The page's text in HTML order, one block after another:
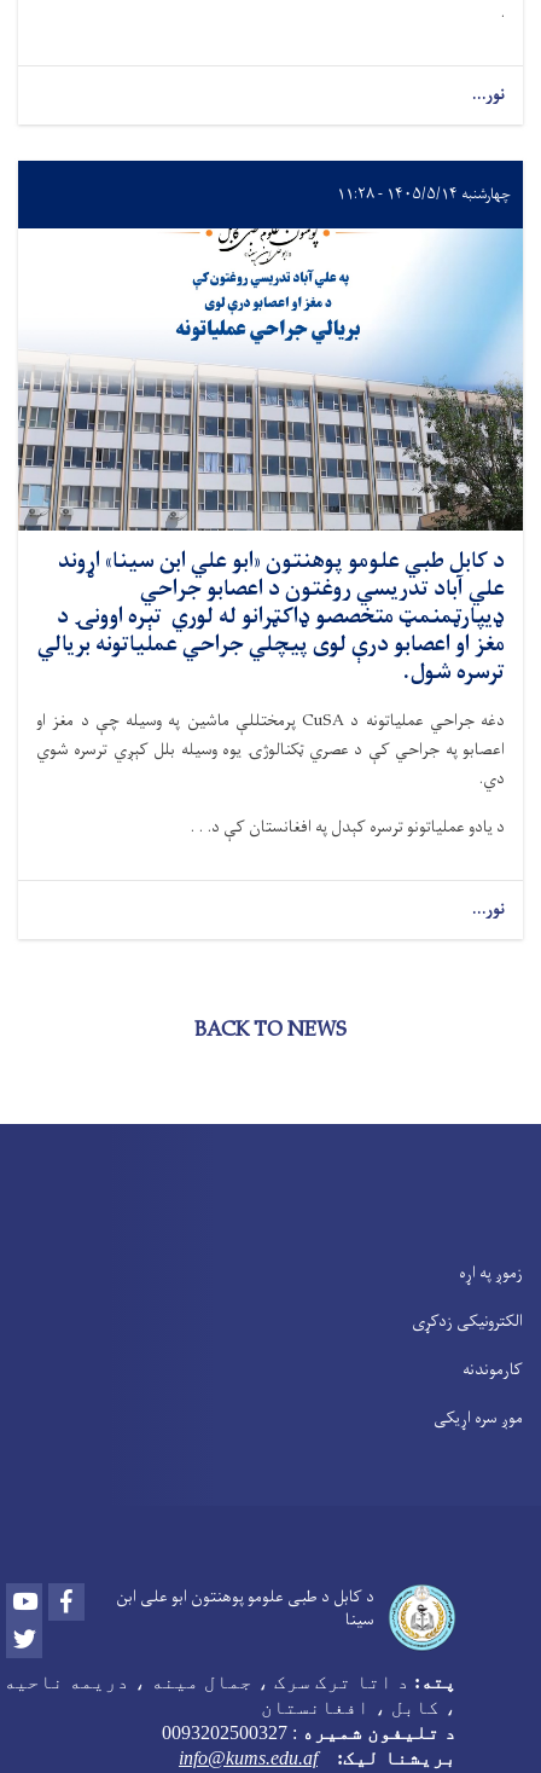
نور...
چهارشنبه ۱۴۰۵/۵/۱۴ - ۱۱:۲۸
د کابل طبي علومو پوهنتون «ابو علي ابن سینا» اړوند
علي آباد تدریسي روغتون د اعصابو جراحي
ډيپارټمنمټ متخصصو ډاکټرانو له لوري تېره اوونۍ د
مغز او اعصابو درې لوی پيچلي جراحي عملیاتونه بریالي
ترسره شول.
دغه جراحي عملیاتونه د CuSA پرمختللې ماشین په وسیله چې د مغز او
اعصابو په جراحي کې د عصري ټکنالوژۍ یوه وسیله بلل کېږي ترسره شوي
دي.
د یادو عملیاتونو ترسره کېدل په افغانستان کې د. . .
نور...
BACK TO NEWS
زموږ په اړه
الکترونیکی زدکړی
کارموندنه
موږ سره اړیکی
د کابل د طبی علومو پوهنتون ابو علی ابن
سینا
Youtube Facebook
پته: د اتا ترک سرک ، جمال مینه ، دریمه ناحیه
، کابل ، افغانستان
د تلیفون شمیره :
بریشنا لیک:
info@kums.edu.af